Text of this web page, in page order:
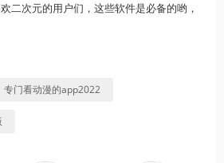
二次元的用户们，这些软件是必备的哟，
专门看动漫的app2022